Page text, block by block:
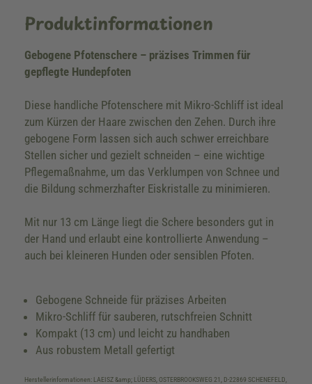
Produktinformationen
Gebogene Pfotenschere – präzises Trimmen für
gepflegte Hundepfoten
Diese handliche Pfotenschere mit Mikro-Schliff ist ideal
zum Kürzen der Haare zwischen den Zehen. Durch ihre
gebogene Form lassen sich auch schwer erreichbare
Stellen sicher und gezielt schneiden – eine wichtige
Pflegemaßnahme, um das Verklumpen von Schnee und
die Bildung schmerzhafter Eiskristalle zu minimieren.
Mit nur 13 cm Länge liegt die Schere besonders gut in
der Hand und erlaubt eine kontrollierte Anwendung –
auch bei kleineren Hunden oder sensiblen Pfoten.
Gebogene Schneide für präzises Arbeiten
Mikro-Schliff für sauberen, rutschfreien Schnitt
Kompakt (13 cm) und leicht zu handhaben
Aus robustem Metall gefertigt
Herstellerinformationen: LAEISZ &amp; LÜDERS, OSTERBROOKSWEG 21, D-22869 SCHENEFELD,